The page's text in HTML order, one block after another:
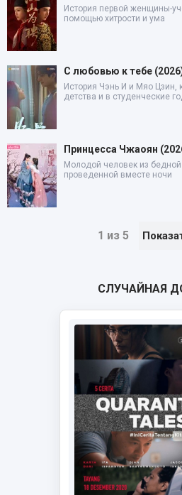
История первой женщины-
помощью хитрости и ума
С любовью к тебе
История Чэнь И и Мяо Цзин,
детства и в студенческие
Принцесса Чжаоян
Молодой человек из
проведенной вместе ночи
1 из 5
СЛУЧАЙНАЯ